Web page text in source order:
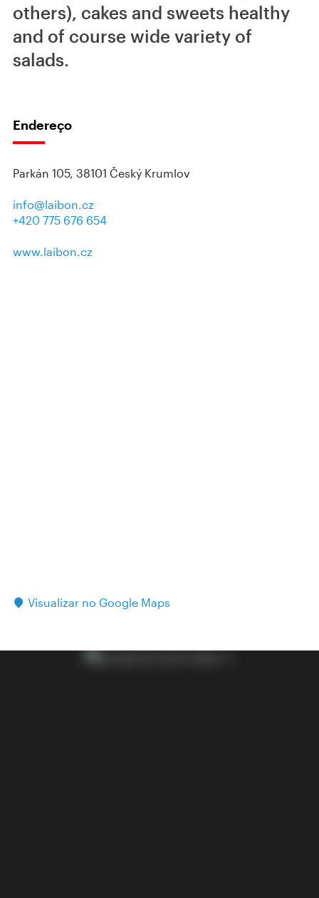
others), cakes and sweets healthy
and of course wide variety of
salads.
Endereço
Parkán 105, 38101 Český Krumlov
info@laibon.cz
+420 775 676 654
www.laibon.cz
Visualizar no Google Maps